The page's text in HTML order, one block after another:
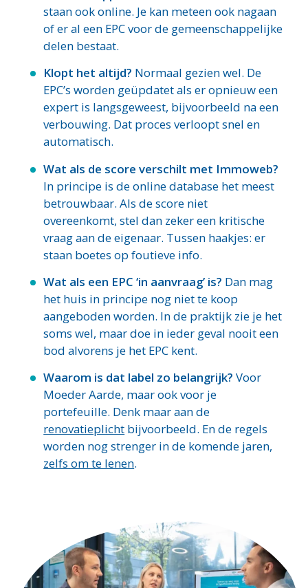
staan ook online. Je kan meteen ook nagaan
of er al een EPC voor de gemeenschappelijke
delen bestaat.
Klopt het altijd? Normaal gezien wel. De
EPC’s worden geüpdatet als er opnieuw een
expert is langsgeweest, bijvoorbeeld na een
verbouwing. Dat proces verloopt snel en
automatisch.
Wat als de score verschilt met Immoweb?
In principe is de online database het meest
betrouwbaar. Als de score niet
overeenkomt, stel dan zeker een kritische
vraag aan de eigenaar. Tussen haakjes: er
staan boetes op foutieve info.
Wat als een EPC ‘in aanvraag’ is? Dan mag
het huis in principe nog niet te koop
aangeboden worden. In de praktijk zie je het
soms wel, maar doe in ieder geval nooit een
bod alvorens je het EPC kent.
Waarom is dat label zo belangrijk?Voor
Moeder Aarde, maar ook voor je
portefeuille. Denk maar aan de
renovatieplicht bijvoorbeeld. En de regels
worden nog strenger in de komende jaren,
zelfs om te lenen.